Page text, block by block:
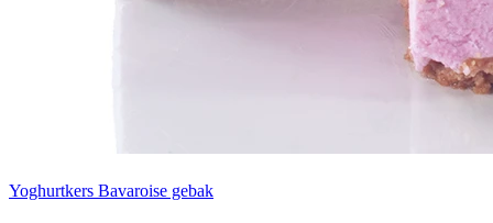
Yoghurtkers Bavaroise gebak